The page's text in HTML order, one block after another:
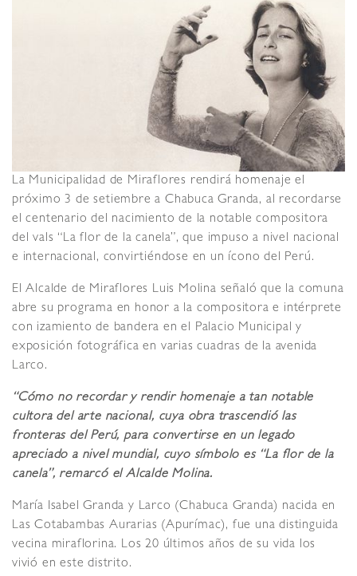
La Municipalidad de Miraflores rendirá homenaje el
próximo 3 de setiembre a Chabuca Granda, al recordarse
el centenario del nacimiento de la notable compositora
del vals “La flor de la canela”, que impuso a nivel nacional
e internacional, convirtiéndose en un ícono del Perú.
El Alcalde de Miraflores Luis Molina señaló que la comuna
abre su programa en honor a la compositora e intérprete
con izamiento de bandera en el Palacio Municipal y
exposición fotográfica en varias cuadras de la avenida
Larco.
“Cómo no recordar y rendir homenaje a tan notable
cultora del arte nacional, cuya obra trascendió las
fronteras del Perú, para convertirse en un legado
apreciado a nivel mundial, cuyo símbolo es “La flor de la
canela”, remarcó el Alcalde Molina.
María Isabel Granda y Larco (Chabuca Granda) nacida en
Las Cotabambas Aurarias (Apurímac), fue una distinguida
vecina miraflorina. Los 20 últimos años de su vida los
vivió en este distrito.